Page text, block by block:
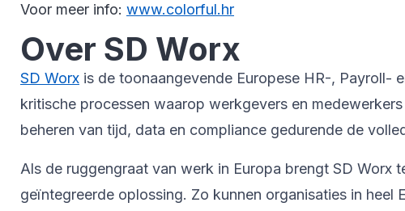
Voor meer info: www.colorful.hr
Over SD Worx
SD Worx is de toonaangevende Europese HR-, Payroll-
kritische processen waarop werkgevers en
beheren van tijd, data en compliance gedurende de
Als de ruggengraat van werk in Europa brengt SD Worx
geïntegreerde oplossing. Zo kunnen organisaties in